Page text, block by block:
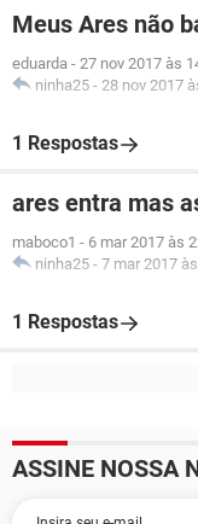
Meus Ares não
eduarda - 27 nov 2017 às
ninha25 - 28 nov 2017
1 Respostas
ares entra mas
maboco1 - 6 mar 2017 às
ninha25 - 7 mar 2017
1 Respostas
ASSINE NOSSA